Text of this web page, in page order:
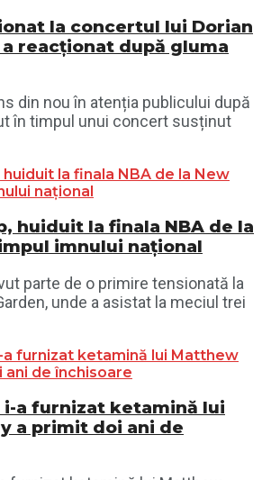
la concertul lui Dorian
reacționat după gluma
din nou în atenția publicului după
în timpul unui concert susținut
huiduit la finala NBA de la
imnului național
parte de o primire tensionată la
unde a asistat la meciul trei
i-a furnizat ketamină lui
a primit doi ani de